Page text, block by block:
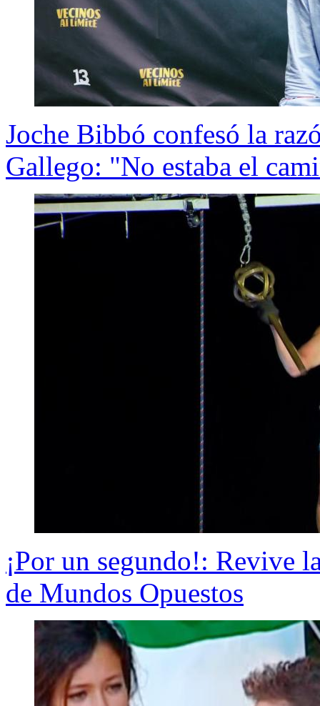
Joche Bibbó confesó la
Gallego: "No estaba el
¡Por un segundo!: Revive
de Mundos Opuestos